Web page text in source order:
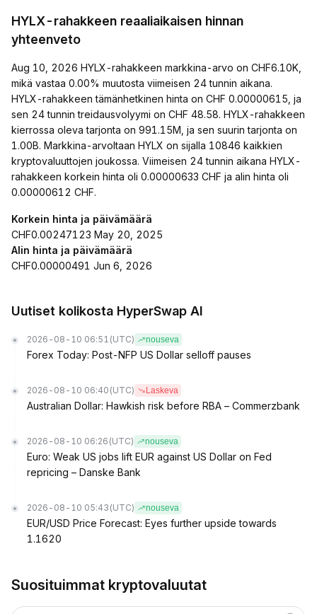
HYLX-rahakkeen reaaliaikaisen hinnan
yhteenveto
Aug 10, 2026 HYLX-rahakkeen markkina-arvo on CHF6.10K,
mikä vastaa 0.00% muutosta viimeisen 24 tunnin aikana.
HYLX-rahakkeen tämänhetkinen hinta on CHF 0.00000615, ja
sen 24 tunnin treidausvolyymi on CHF 48.58. HYLX-rahakkeen
kierrossa oleva tarjonta on 991.15M, ja sen suurin tarjonta on
1.00B. Markkina-arvoltaan HYLX on sijalla 10846 kaikkien
kryptovaluuttojen joukossa. Viimeisen 24 tunnin aikana HYLX-
rahakkeen korkein hinta oli 0.00000633 CHF ja alin hinta oli
0.00000612 CHF.
Korkein hinta ja päivämäärä
CHF0.00247123 May 20, 2025
Alin hinta ja päivämäärä
CHF0.00000491 Jun 6, 2026
Uutiset kolikosta HyperSwap AI
2026-08-10 06:51 (UTC) nouseva
Forex Today: Post-NFP US Dollar selloff pauses
2026-08-10 06:40 (UTC) Laskeva
Australian Dollar: Hawkish risk before RBA – Commerzbank
2026-08-10 06:26 (UTC) nouseva
Euro: Weak US jobs lift EUR against US Dollar on Fed
repricing – Danske Bank
2026-08-10 05:43 (UTC) nouseva
EUR/USD Price Forecast: Eyes further upside towards
1.1620
Suosituimmat kryptovaluutat